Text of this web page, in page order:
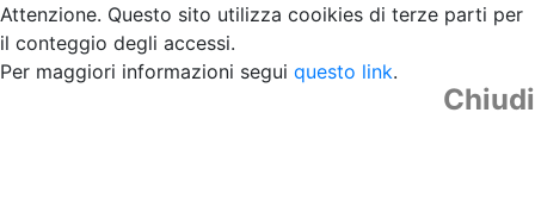
Attenzione. Questo sito utilizza cooikies di terze parti per
il conteggio degli accessi.
Per maggiori informazioni segui questo link.
Chiudi